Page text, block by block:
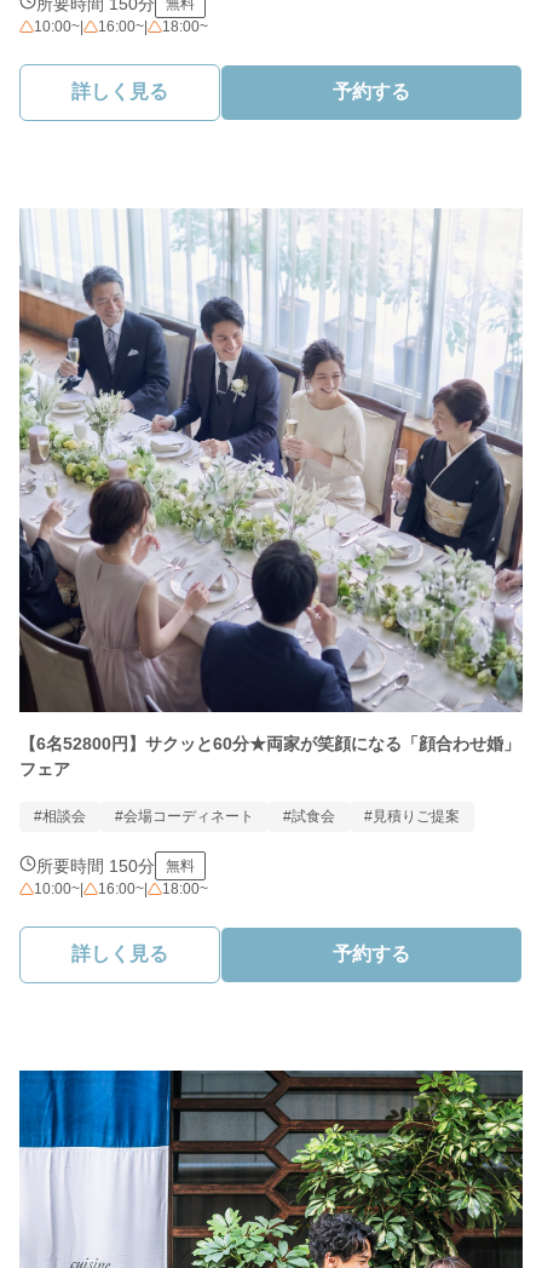
無料
10:00~
16:00~ 18:00~
詳しく見る 予約する
【6名52800円】サクッと60分★両家が笑顔になる「顔合わせ婚」
フェア
#相談会 #会場コーディネート #試食会 #見積りご提案
所要時間 150分
無料
10:00~
16:00~ 18:00~
詳しく見る 予約する